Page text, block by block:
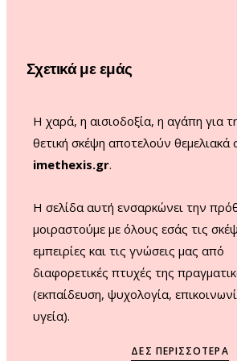
Σχετικά με εμάς
Η χαρά, η αισιοδοξία, η αγάπη για
θετική σκέψη αποτελούν θεμελιακά
imethexis.gr.
H σελίδα αυτή ενσαρκώνει την
μοιραστούμε με όλους εσάς τις
εμπειρίες και τις γνώσεις μας από
διαφορετικές πτυχές της
(εκπαίδευση, ψυχολογία,
υγεία).
ΔΕΣ ΠΕΡΙΣΣΌΤΕΡΑ